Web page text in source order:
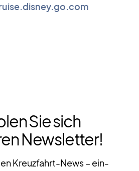
Sie sich
Newsletter!
Kreuzfahrt-News – ein-